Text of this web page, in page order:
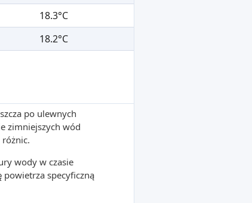
18.3°C
18.2°C
po ulewnych
zimniejszych wód
wody w czasie
specyficzną